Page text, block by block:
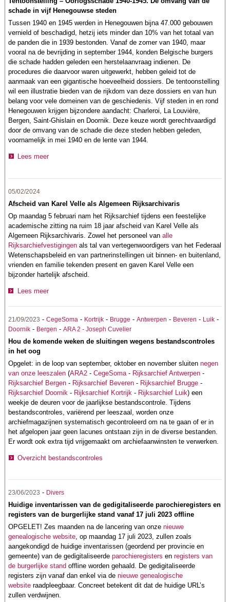
schade in vijf Henegouwse steden
Tussen 1940 en 1945 werden in Henegouwen bijna 47.000 gebouwen
vernield of beschadigd, hetzij iets minder dan 10% van het totaal van
de panden die in 1939 bestonden. Vanaf de zomer van 1940, maar
vooral na de bevrijding in september 1944, konden Belgische burgers
die schade hadden geleden een herstelaanvraag indienen. De
procedures die daarvoor waren uitgewerkt, hebben geleid tot de
aanmaak van een gigantische hoeveelheid dossiers. De tentoonstelling
wil een illustratie bieden van de rijkdom van deze dossiers en van hun
belang voor vele domeinen van de geschiedenis. Vijf steden in en rond
Henegouwen krijgen bijzondere aandacht: Charleroi, La Louvière,
Bergen, Saint-Ghislain en Doornik. Deze keuze wordt gerechtvaardigd
door de omvang van de schade die deze steden hebben geleden,
voornamelijk in mei 1940 en de lente van 1944.
Lees meer
05/02/2024
Afscheid van Karel Velle als Algemeen Rijksarchivaris
Op maandag 5 februari nam het Rijksarchief tijdens een feestelijke
academische zitting na ruim 18 jaar afscheid van Karel Velle als
Algemeen Rijksarchivaris. Zowel het personeel vanalle
Rijksarchiefvestigingen als tal van vertegenwoordigers van het Federaal
Wetenschapsbeleiden van partnerinstellingen uit binnen- en buitenland,
vrienden en familie tekenden present en gaven Karel Velle een
bijzonder hartelijk afscheid.
Lees meer
21/09/2023 -CegeSoma - Kortrijk - Brugge -Antwerpen - Beveren - Luik -
Doornik - Bergen -ARA 2 - Joseph Cuvelier
Hou de komende weken de sluitingen wegens bestandscontroles
in het oog
Opgelet: in de loop van september, oktober en november sluitennegen
van onze leeszalen (ARA2 -CegeSoma - Rijksarchief Antwerpen -
Rijksarchief Bergen - Rijksarchief Beveren - Rijksarchief Brugge -
Rijksarchief Doornik - Rijksarchief Kortrijk - Rijksarchief Luik) een
weekje de deuren voor de jaarlijkse bestandscontrole.Tijdens
bestandscontroles, variërend per leeszaal, worden onze
archiefmagazijnen systematisch gecontroleerd om na te gaan of er in
het afgelopen jaar geen lacunes ontstaan zijn in de diverse bestanden.
Er wordt ook extra tijd vrijgemaakt om archiefaanwinsten te verwerken.
Overzicht bestandscontroles
23/06/2023 - Divers
Huidige inventarissen van de gedigitaliseerde parochieregisters en
registers van de burgerlijke stand vanaf 17 juli 2023 offline
OPGELET! Zes maanden na de lancering van onzenieuwe
genealogische website, op maandag 17 juli 2023, zullen zoals
aangekondigd de huidige inventarissen (geordend per provincie en
gemeente) van de gedigitaliseerdeparochieregisters enregisters van
de burgerlijke stand offline worden gehaald. De gedigitaliseerde
registers zijn vanaf dan enkel via denieuwe genealogische
website raadpleegbaar. Concreet betekent dit dat de huidige URL’s
zullen verdwijnen.